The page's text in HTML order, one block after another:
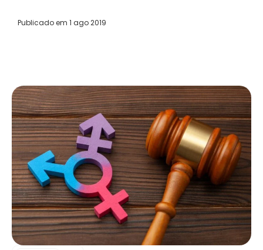
Publicado em 1 ago 2019